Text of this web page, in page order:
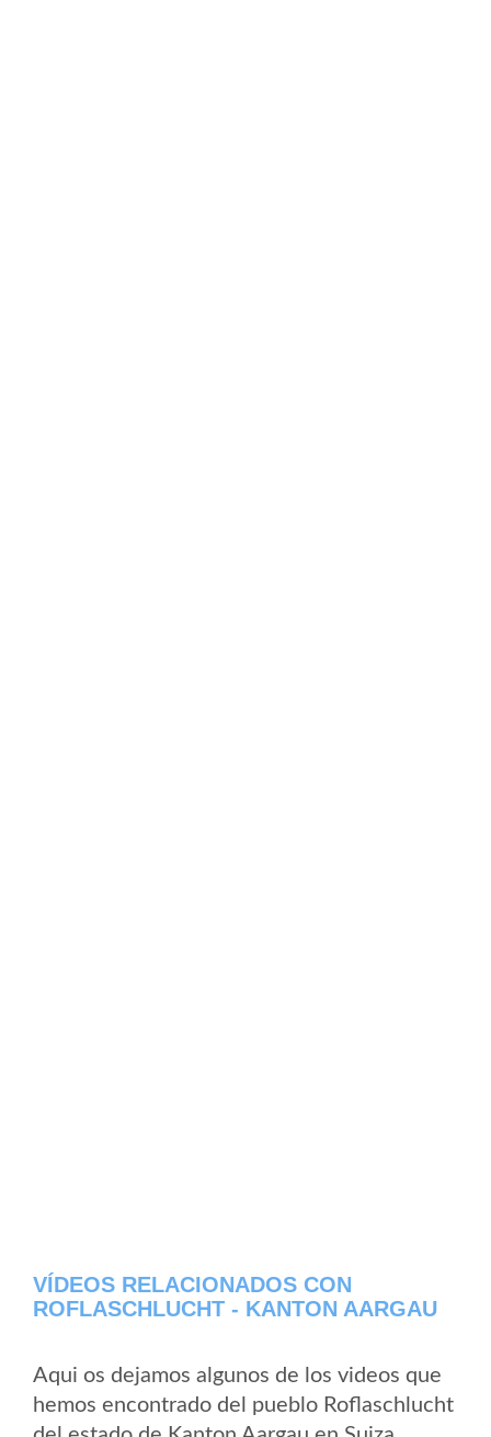
VÍDEOS RELACIONADOS CON
ROFLASCHLUCHT - KANTON AARGAU
Aqui os dejamos algunos de los videos que
hemos encontrado del pueblo Roflaschlucht